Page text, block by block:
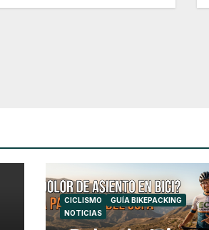
CICLISMO
GUÍA BIKEPACKING
NOTICIAS